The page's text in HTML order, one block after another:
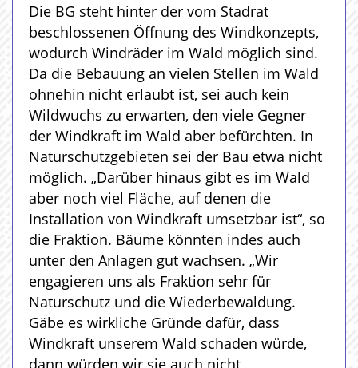
Die BG steht hinter der vom Stadrat
beschlossenen Öffnung des Windkonzepts,
wodurch Windräder im Wald möglich sind.
Da die Bebauung an vielen Stellen im Wald
ohnehin nicht erlaubt ist, sei auch kein
Wildwuchs zu erwarten, den viele Gegner
der Windkraft im Wald aber befürchten. In
Naturschutzgebieten sei der Bau etwa nicht
möglich. „Darüber hinaus gibt es im Wald
aber noch viel Fläche, auf denen die
Installation von Windkraft umsetzbar ist“, so
die Fraktion. Bäume könnten indes auch
unter den Anlagen gut wachsen. „Wir
engagieren uns als Fraktion sehr für
Naturschutz und die Wiederbewaldung.
Gäbe es wirkliche Gründe dafür, dass
Windkraft unserem Wald schaden würde,
dann würden wir sie auch nicht